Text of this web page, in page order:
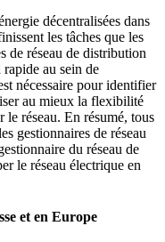
décentralisées dans
les tâches que les
de réseau de distribution
au sein de
nécessaire pour identifier
au mieux la flexibilité
le réseau. En résumé, tous
gestionnaires de réseau
du réseau de
le réseau électrique en
et en Europe